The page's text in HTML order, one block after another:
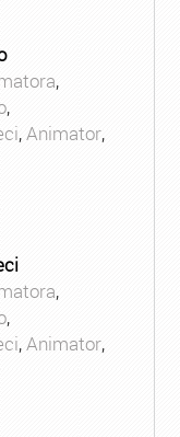
,
,
,Animator,
,
,
,Animator,